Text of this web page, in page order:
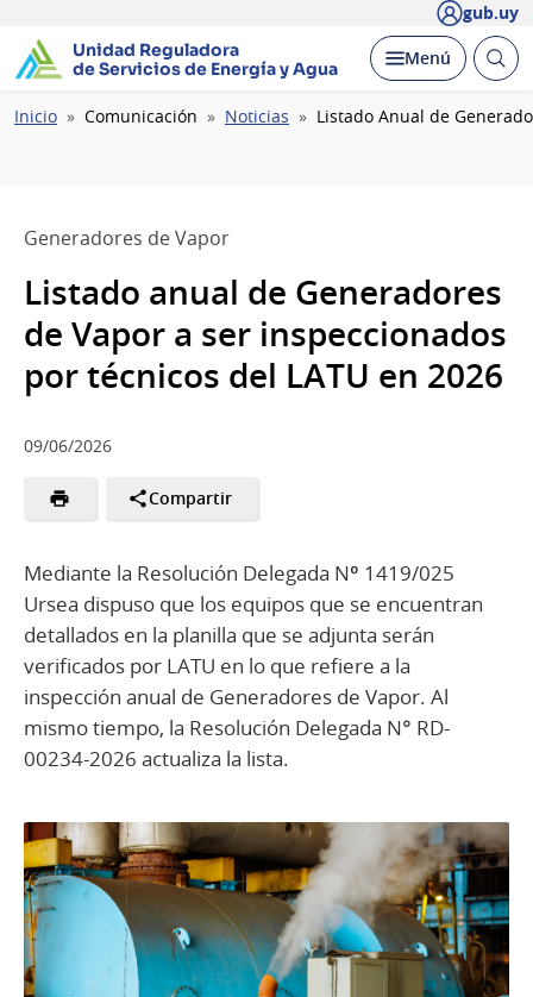
gub.uy
Unidad Reguladora
de Servicios de Energía y Agua
Desplegar
Menú Abrir
Ruta
Inicio Comunicación Noticias Listado Anual de
Generadores de Vapor
Listado anual de Generadores
de Vapor a ser inspeccionados
por técnicos del LATU en 2026
09/06/2026
Compartir
Mediante la Resolución Delegada Nº 1419/025
Ursea dispuso que los equipos que se encuentran
detallados en la planilla que se adjunta serán
verificados por LATU en lo que refiere a la
inspección anual de Generadores de Vapor. Al
mismo tiempo, la Resolución Delegada N° RD-
00234-2026 actualiza la lista.